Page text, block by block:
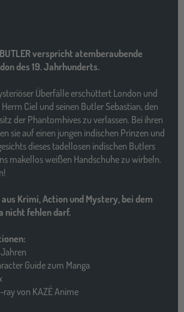
verspricht atemberaubende
des 19. Jahrhunderts.
Überfälle erschüttert London und
Ciel und seinen Butler Sebastian, den
der Phantomhives zu verlassen. Bei ihren
sie auf einen jungen indischen Prinzen und
dieses tadellosen indischen Butlers
makellos weißen Handschuhe zu wirbeln.
Krimi, Action und Mystery, bei dem
nicht fehlen darf.
Guide zum Manga
von KAZÉ Anime